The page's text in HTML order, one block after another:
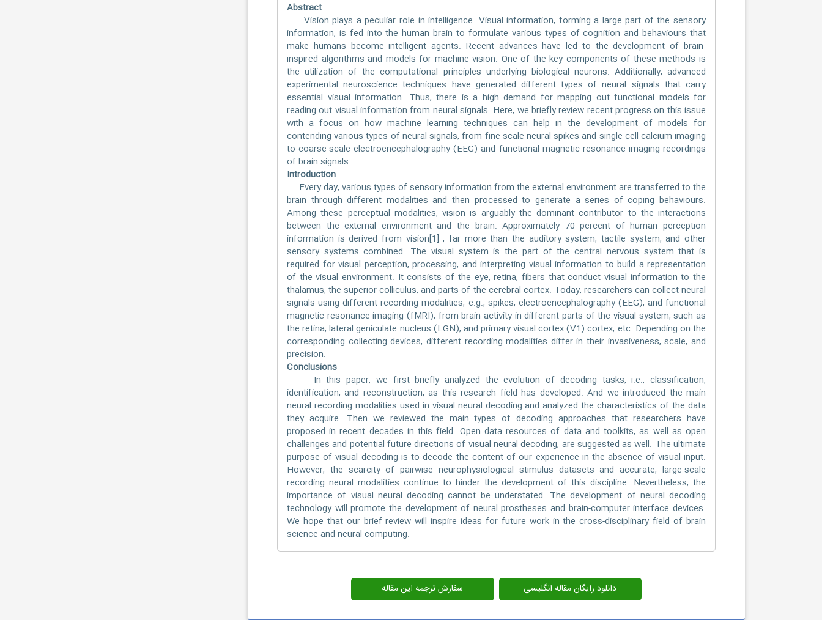
Abstract
Vision plays a peculiar role in intelligence. Visual information, forming a large part of the sensory
information, is fed into the human brain to formulate various types of cognition and behaviours that
make humans become intelligent agents. Recent advances have led to the development of brain-
inspired algorithms and models for machine vision. One of the key components of these methods is
the utilization of the computational principles underlying biological neurons. Additionally, advanced
experimental neuroscience techniques have generated different types of neural signals that carry
essential visual information. Thus, there is a high demand for mapping out functional models for
reading out visual information from neural signals. Here, we briefly review recent progress on this issue
with a focus on how machine learning techniques can help in the development of models for
contending various types of neural signals, from fine-scale neural spikes and single-cell calcium imaging
to coarse-scale electroencephalography (EEG) and functional magnetic resonance imaging recordings
of brain signals.
Introduction
Every day, various types of sensory information from the external environment are transferred to the
brain through different modalities and then processed to generate a series of coping behaviours.
Among these perceptual modalities, vision is arguably the dominant contributor to the interactions
between the external environment and the brain. Approximately 70 percent of human perception
information is derived from vision[1] , far more than the auditory system, tactile system, and other
sensory systems combined. The visual system is the part of the central nervous system that is
required for visual perception, processing, and interpreting visual information to build a representation
of the visual environment. It consists of the eye, retina, fibers that conduct visual information to the
thalamus, the superior colliculus, and parts of the cerebral cortex. Today, researchers can collect neural
signals using different recording modalities, e.g., spikes, electroencephalography (EEG), and functional
magnetic resonance imaging (fMRI), from brain activity in different parts of the visual system, such as
the retina, lateral geniculate nucleus (LGN), and primary visual cortex (V1) cortex, etc. Depending on the
corresponding collecting devices, different recording modalities differ in their invasiveness, scale, and
precision.
Conclusions
In this paper, we first briefly analyzed the evolution of decoding tasks, i.e., classification,
identification, and reconstruction, as this research field has developed. And we introduced the main
neural recording modalities used in visual neural decoding and analyzed the characteristics of the data
they acquire. Then we reviewed the main types of decoding approaches that researchers have
proposed in recent decades in this field. Open data resources of data and toolkits, as well as open
challenges and potential future directions of visual neural decoding, are suggested as well. The ultimate
purpose of visual decoding is to decode the content of our experience in the absence of visual input.
However, the scarcity of pairwise neurophysiological stimulus datasets and accurate, large-scale
recording neural modalities continue to hinder the development of this discipline. Nevertheless, the
importance of visual neural decoding cannot be understated. The development of neural decoding
technology will promote the development of neural prostheses and brain-computer interface devices.
We hope that our brief review will inspire ideas for future work in the cross-disciplinary field of brain
science and neural computing.
دانلود رایگان مقاله انگلیسی سفارش ترجمه این مقاله